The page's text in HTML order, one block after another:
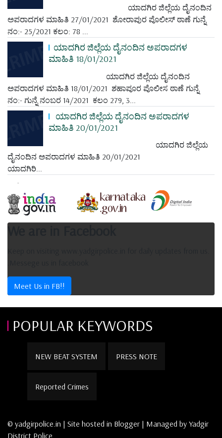
ಯಾದಗಿರ ಜಿಲ್ಲೆಯ ದೈನಂದಿನ
ಅಪರಾದಗಳ ಮಾಹಿತಿ 27/01/2021 ಶೋರಾಪುರ ಪೊಲೀಸ್ ಠಾಣೆ ಗುನ್ನೆ
ನಂ:- 25/2021 ಕಲಂ: 78 ...
ಯಾದಗಿರ ಜಿಲ್ಲೆಯ ದೈನಂದಿನ ಅಪರಾದಗಳ
ಮಾಹಿತಿ 18/01/2021
ಯಾದಗಿರ ಜಿಲ್ಲೆಯ ದೈನಂದಿನ
ಅಪರಾದಗಳ ಮಾಹಿತಿ 18/01/2021 ಶಹಾಪೂರ ಪೊಲೀಸ ಠಾಣೆ ಗುನ್ನೆ
ನಂ:- ಗುನ್ನೆ ನಂಬರ 14/2021 ಕಲಂ 279, 3...
ಯಾದಗಿರ ಜಿಲ್ಲೆಯ ದೈನಂದಿನ ಅಪರಾದಗಳ
ಮಾಹಿತಿ 20/01/2021
ಯಾದಗಿರ ಜಿಲ್ಲೆಯ
ದೈನಂದಿನ ಅಪರಾದಗಳ ಮಾಹಿತಿ 20/01/2021
ಯಾದಗಿರಿ...
Meet Us in FB!!
POPULAR KEYWORDS
NEW BEAT SYSTEM PRESS NOTE
Reported Crimes
© yadgirpolice.in | Site hosted in Blogger | Managed by Yadgir
District Police